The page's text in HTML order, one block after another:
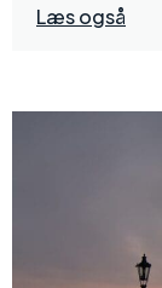
Læs også